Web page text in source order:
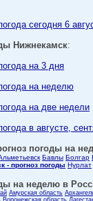
сегодня 6
Нижнекамск:
на 3 дня
на неделю
на две недели
в августе,
погоды на
Бавлы Болгар
- прогноз погоды Нурлат
на неделю в
Амурская область
Воронежская область